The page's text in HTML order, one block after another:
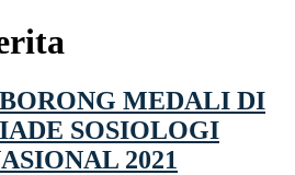
MEDALI DI
SOSIOLOGI
2021